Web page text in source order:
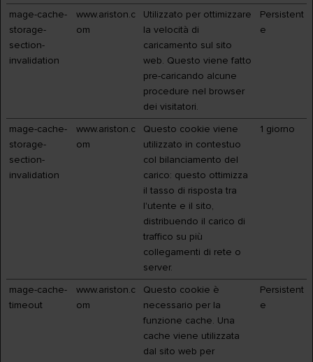
mage-cache-
storage-
section-
invalidation
www.ariston.c
om
Utilizzato per ottimizzare
la velocità di
caricamento sul sito
web. Questo viene fatto
pre-caricando alcune
procedure nel browser
dei visitatori.
Persistent
e
mage-cache-
storage-
section-
invalidation
www.ariston.c
om
Questo cookie viene
utilizzato in contestuo
col bilanciamento del
carico: questo ottimizza
il tasso di risposta tra
l'utente e il sito,
distribuendo il carico di
traffico su più
collegamenti di rete o
server.
1 giorno
mage-cache-
timeout
www.ariston.c
om
Questo cookie è
necessario per la
funzione cache. Una
cache viene utilizzata
dal sito web per
Persistent
e